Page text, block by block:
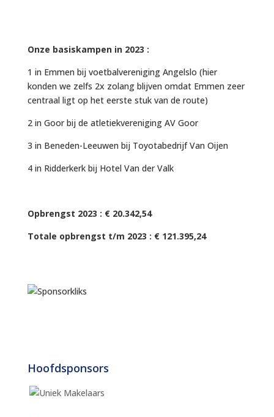
Onze basiskampen in 2023 :
1 in Emmen bij voetbalvereniging Angelslo (hier
konden we zelfs 2x zolang blijven omdat Emmen zeer
centraal ligt op het eerste stuk van de route)
2 in Goor bij de atletiekvereniging AV Goor
3 in Beneden-Leeuwen bij Toyotabedrijf Van Oijen
4 in Ridderkerk bij Hotel Van der Valk
Opbrengst 2023 : € 20.342,54
Totale opbrengst t/m 2023 : € 121.395,24
Hoofdsponsors